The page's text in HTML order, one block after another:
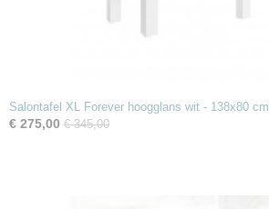
Salontafel XL Forever hoogglans wit - 138x80 cm
€ 275,00 € 345,00